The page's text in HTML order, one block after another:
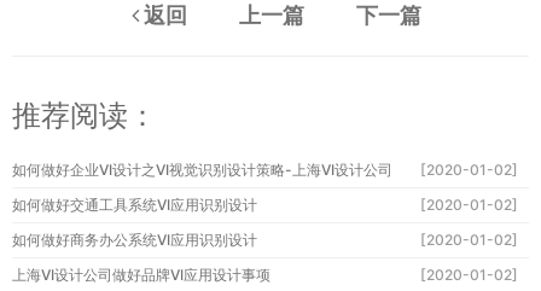
返回 上一篇 下一篇
推荐阅读：
如何做好企业VI设计之VI视觉识别设计策略-上海VI设计公司
[2020-01-02]
如何做好交通工具系统VI应用识别设计
[2020-01-02]
如何做好商务办公系统VI应用识别设计
[2020-01-02]
上海VI设计公司做好品牌VI应用设计事项
[2020-01-02]